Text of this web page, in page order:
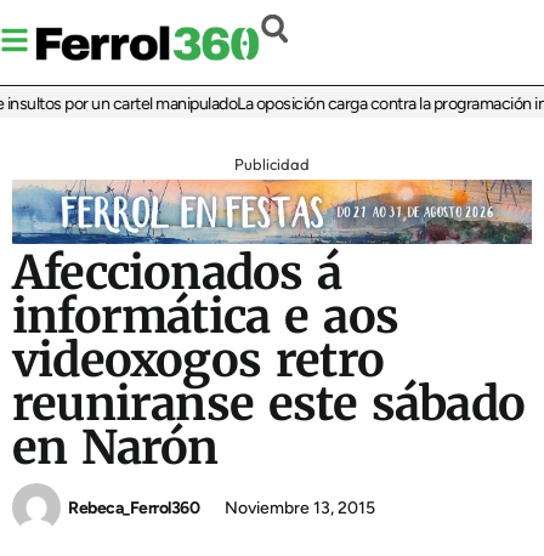
por un cartel manipuladoLa oposición carga contra la programación
Publicidad
Afeccionados á
informática e aos
videoxogos retro
reuniranse este sábado
en Narón
Rebeca_Ferrol360 Noviembre 13, 2015